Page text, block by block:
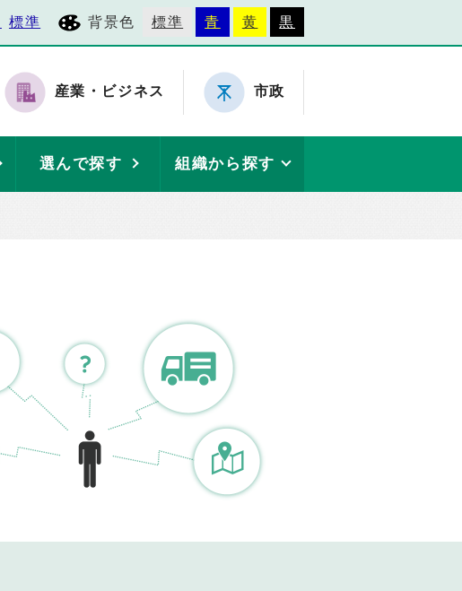
標準 背景色 標準 青 黄 黒
産業・ビジネス 市政
選んで探す 組織から探す